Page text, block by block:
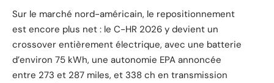
Sur le marché nord-américain, le repositionnement
est encore plus net : le C-HR 2026 y devient un
crossover entièrement électrique, avec une batterie
d’environ 75 kWh, une autonomie EPA annoncée
entre 273 et 287 miles, et 338 ch en transmission